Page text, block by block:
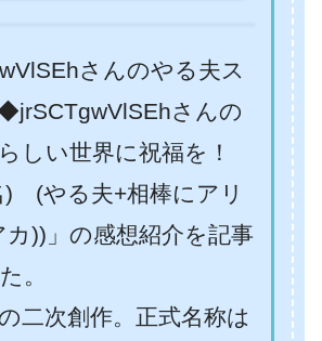
さんのやる夫ス
さんの
しい世界に祝福を！
) (やる夫+相棒にアリ
カ))」の感想紹介を記事
。
二次創作。正式名称は